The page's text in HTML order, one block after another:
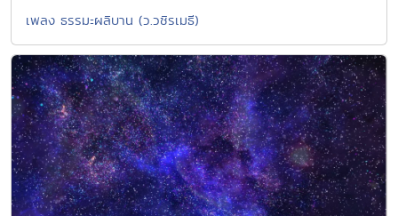
เพลง ธรรมะผลิบาน (ว.วชิรเมธี)